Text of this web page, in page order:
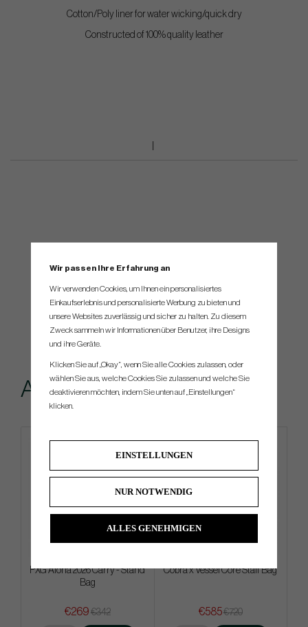
Cotton/Poly liner for water wicking/quick dry
Constructed of 100% quality leather
Andere kauften...
PXG Aloha 2026 Carry - Stand
Bag
€269 €342
Cobra x Vessel Core Staff Bag
€585€720
Wir passen Ihre Erfahrung an
Wir verwenden Cookies, um Ihnen ein personalisiertes
Einkaufserlebnis und personalisierte Werbung zu bieten und
unsere Websites zuverlässig und sicher zu halten. Zu diesem
Zweck sammeln wir Informationen über Benutzer, ihre Designs
und ihre Geräte.
Klicken Sie auf „Okay“, wenn Sie alle Cookies zulassen, oder
wählen Sie aus, welche Cookies Sie zulassen und welche Sie
deaktivieren möchten, indem Sie unten auf „Einstellungen“
klicken.
EINSTELLUNGEN
NUR NOTWENDIG
ALLES GENEHMIGEN